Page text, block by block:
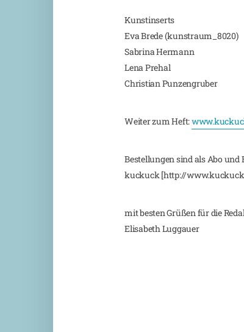
Kunstinserts
Eva Brede (kunstraum_8020)
Sabrina Hermann
Lena Prehal
Christian Punzengruber
Weiter zum Heft:
Bestellungen sind als Abo und
kuckuck [http://
mit besten Grüßen für die
Elisabeth Luggauer